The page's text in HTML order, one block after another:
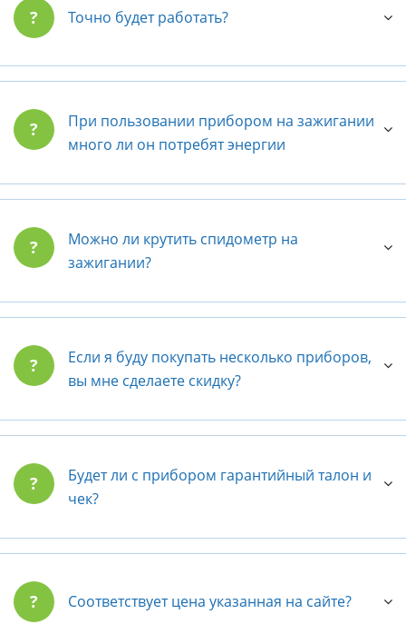
? Точно будет работать?
?
При пользовании прибором на зажигании
много ли он потребят энергии
?
Можно ли крутить спидометр на
зажигании?
?
Если я буду покупать несколько приборов,
вы мне сделаете скидку?
?
Будет ли с прибором гарантийный талон и
чек?
? Соответствует цена указанная на сайте?